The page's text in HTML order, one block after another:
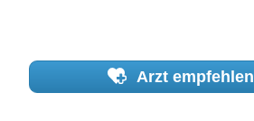
Arzt empfehlen